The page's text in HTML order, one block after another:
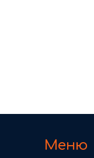
Меню